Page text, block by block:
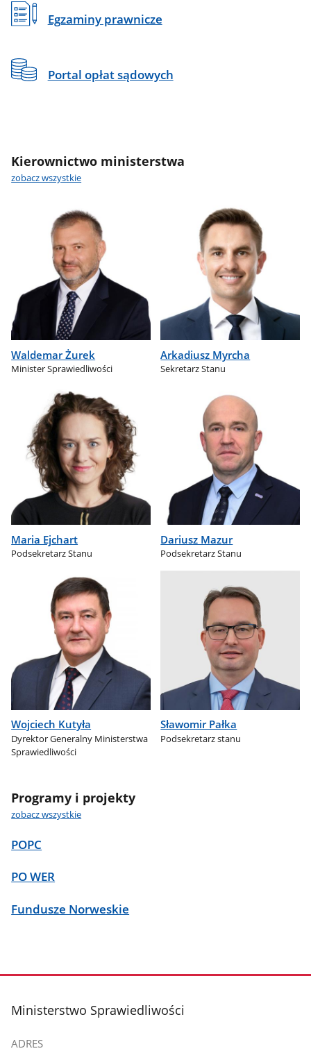
Egzaminy prawnicze
Portal opłat sądowych
Kierownictwo ministerstwa
zobacz wszystkie
Waldemar Żurek
Minister Sprawiedliwości
Arkadiusz Myrcha
Sekretarz Stanu
Maria Ejchart
Podsekretarz Stanu
Dariusz Mazur
Podsekretarz Stanu
Wojciech Kutyła
Dyrektor Generalny Ministerstwa
Sprawiedliwości
Sławomir Pałka
Podsekretarz stanu
Programy i projekty
zobacz wszystkie
POPC
PO WER
Fundusze Norweskie
stopka
Ministerstwo Sprawiedliwości
ADRES